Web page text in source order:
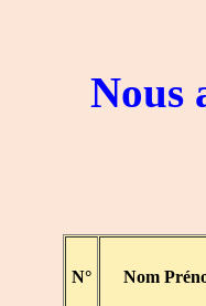
Nous
N° Nom